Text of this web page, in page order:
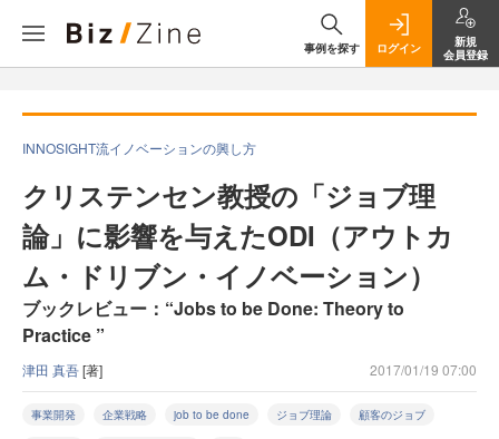
事例を探す ログイン
新規
会員登録
INNOSIGHT流イノベーションの興し方
クリステンセン教授の「ジョブ理
論」に影響を与えたODI（アウトカ
ム・ドリブン・イノベーション）
ブックレビュー：“Jobs to be Done: Theory to
Practice ”
津田 真吾[著] 2017/01/19 07:00
事業開発 企業戦略 job to be done ジョブ理論 顧客のジョブ